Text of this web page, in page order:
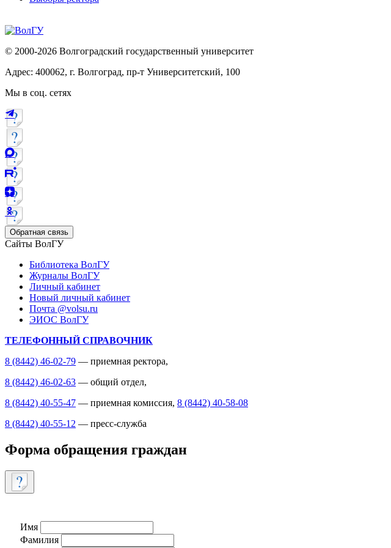
© 2000-2026 Волгоградский государственный университет
Адрес: 400062, г. Волгоград, пр-т Университетский, 100
Мы в соц. сетях
Обратная связь
Сайты ВолГУ
Библиотека ВолГУ
Журналы ВолГУ
Личный кабинет
Новый личный кабинет
Почта @volsu.ru
ЭИОС ВолГУ
ТЕЛЕФОННЫЙ СПРАВОЧНИК
8 (8442) 46-02-79 — приемная ректора,
8 (8442) 46-02-63 — общий отдел,
8 (8442) 40-55-47 — приемная комиссия, 8 (8442) 40-58-08
8 (8442) 40-55-12 — пресс-служба
Форма обращения граждан
Имя
Фамилия